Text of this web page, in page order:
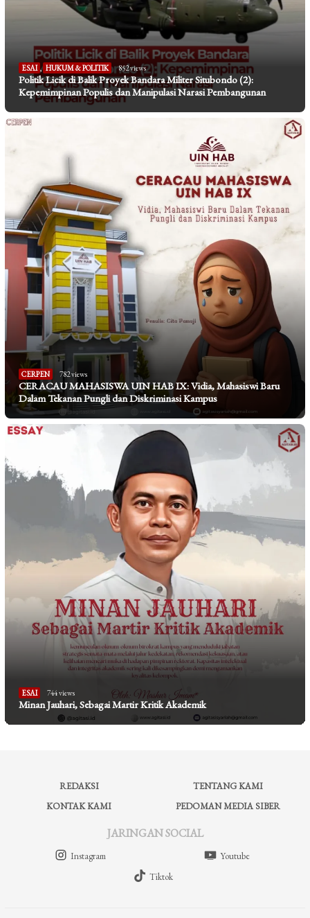
ESAI , HUKUM & POLITIK 852 views
Politik Licik di Balik Proyek Bandara Militer Situbondo (2):
Kepemimpinan Populis dan Manipulasi Narasi Pembangunan
CERPEN 782 views
CERACAU MAHASISWA UIN HAB IX: Vidia, Mahasiswi Baru
Dalam Tekanan Pungli dan Diskriminasi Kampus
ESAI 744 views
Minan Jauhari, Sebagai Martir Kritik Akademik
REDAKSI
TENTANG KAMI
KONTAK KAMI
PEDOMAN MEDIA SIBER
JARINGAN SOCIAL
Instagram
Youtube
Tiktok